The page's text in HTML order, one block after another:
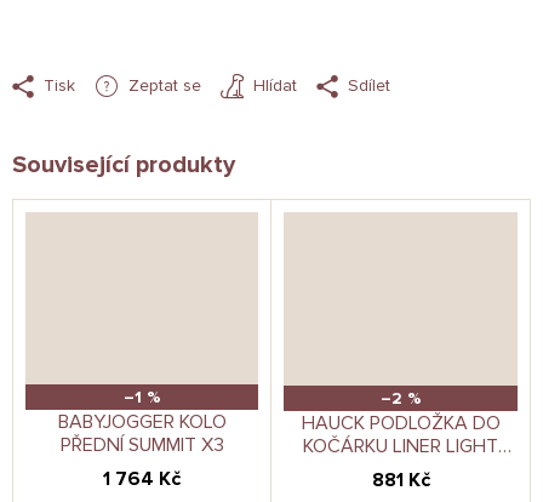
Tisk Zeptat se Hlídat Sdílet
Související produkty
–1 %
BABYJOGGER KOLO
PŘEDNÍ SUMMIT X3
1 764 Kč
–2 %
HAUCK PODLOŽKA DO
KOČÁRKU LINER LIGHT
GREY
881 Kč